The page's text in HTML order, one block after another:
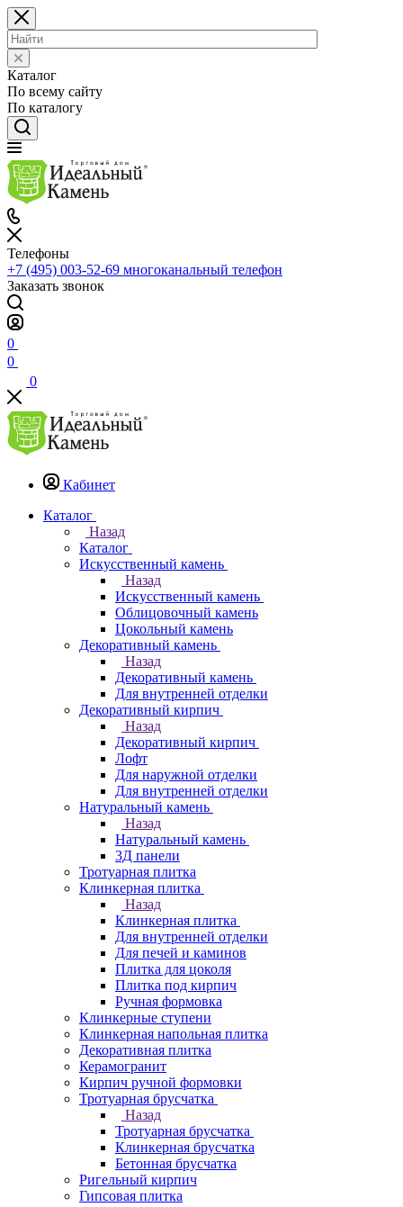
Каталог
По всему сайту
По каталогу
Телефоны
+7 (495) 003-52-69 многоканальный телефон
Заказать звонок
0
0
0
Кабинет
Каталог
Назад
Каталог
Искусственный камень
Назад
Искусственный камень
Облицовочный камень
Цокольный камень
Декоративный камень
Назад
Декоративный камень
Для внутренней отделки
Декоративный кирпич
Назад
Декоративный кирпич
Лофт
Для наружной отделки
Для внутренней отделки
Натуральный камень
Назад
Натуральный камень
3Д панели
Тротуарная плитка
Клинкерная плитка
Назад
Клинкерная плитка
Для внутренней отделки
Для печей и каминов
Плитка для цоколя
Плитка под кирпич
Ручная формовка
Клинкерные ступени
Клинкерная напольная плитка
Декоративная плитка
Керамогранит
Кирпич ручной формовки
Тротуарная брусчатка
Назад
Тротуарная брусчатка
Клинкерная брусчатка
Бетонная брусчатка
Ригельный кирпич
Гипсовая плитка